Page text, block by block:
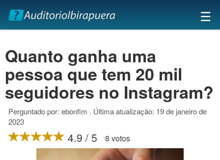
×
☰
Quanto ganha uma
pessoa que tem 20 mil
seguidores no Instagram?
Perguntado por: ebonfim . Última atualização: 19 de janeiro de
2023
4.9 / 5 8 votos